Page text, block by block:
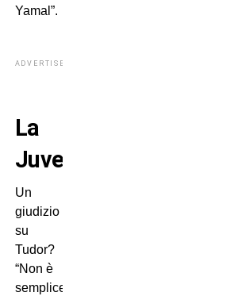
Yamal”.
ADVERTISEMENT
La
Juve
Un
giudizio
su
Tudor?
“Non è
semplice